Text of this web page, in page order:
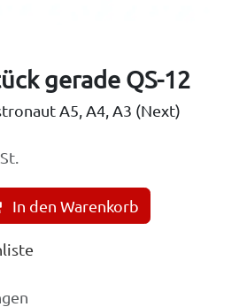
gerade QS-12
A5, A4, A3 (Next)
In den Warenkorb